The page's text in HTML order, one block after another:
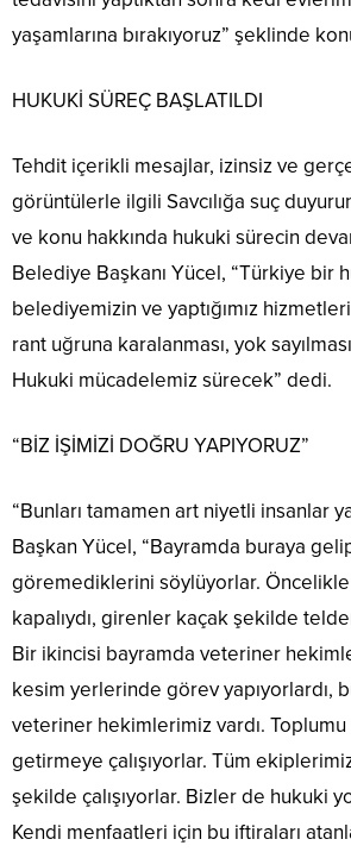
yaşamlarına bırakıyoruz” şeklinde
HUKUKİ SÜREÇ BAŞLATILDI
Tehdit içerikli mesajlar, izinsiz ve
görüntülerle ilgili Savcılığa suç
ve konu hakkında hukuki sürecin
Belediye Başkanı Yücel, “Türkiye bir
belediyemizin ve yaptığımız
rant uğruna karalanması, yok
Hukuki mücadelemiz sürecek” dedi.
“BİZ İŞİMİZİ DOĞRU YAPIYORUZ”
“Bunları tamamen art niyetli insanlar
Başkan Yücel, “Bayramda buraya
göremediklerini söylüyorlar. Öncelikle
kapalıydı, girenler kaçak şekilde
Bir ikincisi bayramda veteriner
kesim yerlerinde görev yapıyorlardı,
veteriner hekimlerimiz vardı.
getirmeye çalışıyorlar. Tüm
şekilde çalışıyorlar. Bizler de hukuki
Kendi menfaatleri için bu iftiraları